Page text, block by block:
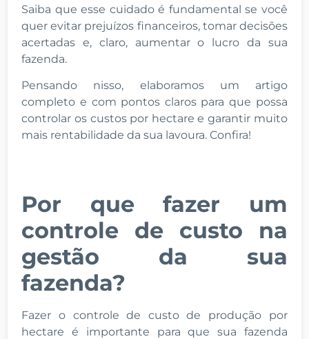
Saiba que esse cuidado é fundamental se você
quer evitar prejuízos financeiros, tomar decisões
acertadas e, claro, aumentar o lucro da sua
fazenda.
Pensando nisso, elaboramos um artigo
completo e com pontos claros para que possa
controlar os custos por hectare e garantir muito
mais rentabilidade da sua lavoura. Confira!
Por que fazer um
controle de custo na
gestão da sua
fazenda?
Fazer o controle de custo de produção por
hectare é importante para que sua fazenda